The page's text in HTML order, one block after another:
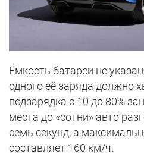
Ёмкость батареи не
одного её заряда должно
подзарядка с 10 до 80%
места до «сотни» авто
семь секунд, а
составляет 160 км/ч.